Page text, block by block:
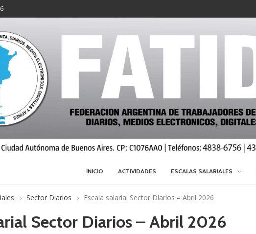
INICIO ACTIVIDADES ESCALAS SALARIALES
Sector Diarios Escala salarial Sector Diarios – Abril 2026
Sector Diarios – Abril 2026